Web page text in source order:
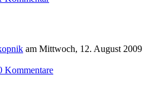
am Mittwoch, 12. August 2009
Kommentare